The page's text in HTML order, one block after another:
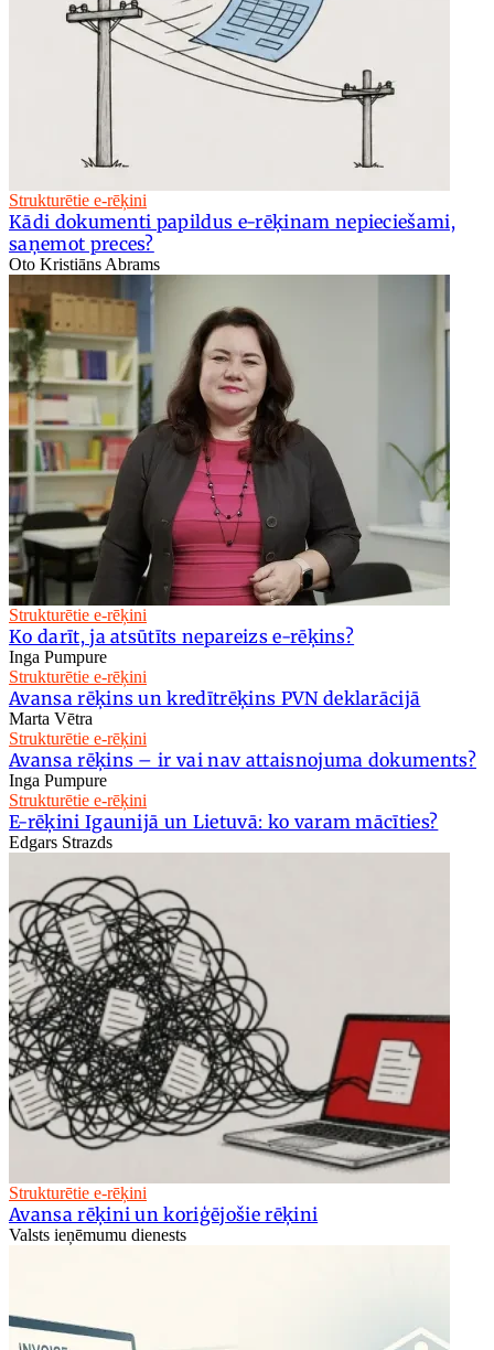
Strukturētie e-rēķini
Kādi dokumenti papildus e-rēķinam nepieciešami,
saņemot preces?
Oto Kristiāns Abrams
Strukturētie e-rēķini
Ko darīt, ja atsūtīts nepareizs e-rēķins?
Inga Pumpure
Strukturētie e-rēķini
Avansa rēķins un kredītrēķins PVN deklarācijā
Marta Vētra
Strukturētie e-rēķini
Avansa rēķins – ir vai nav attaisnojuma dokuments?
Inga Pumpure
Strukturētie e-rēķini
E-rēķini Igaunijā un Lietuvā: ko varam mācīties?
Edgars Strazds
Strukturētie e-rēķini
Avansa rēķini un koriģējošie rēķini
Valsts ieņēmumu dienests